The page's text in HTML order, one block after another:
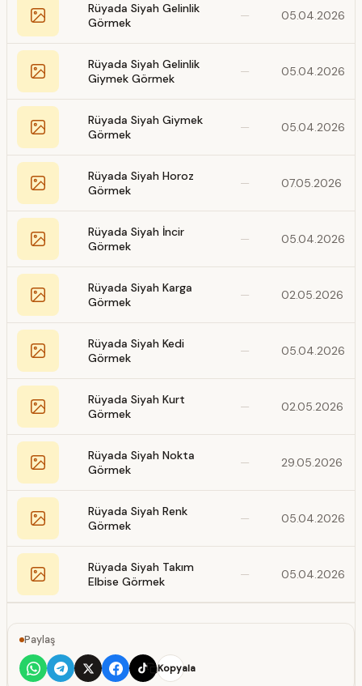
Rüyada Siyah Gelinlik
Görmek
— 05.04.2026
Rüyada Siyah Gelinlik
Giymek Görmek
— 05.04.2026
Rüyada Siyah Giymek
Görmek
— 05.04.2026
Rüyada Siyah Horoz
Görmek
— 07.05.2026
Rüyada Siyah İncir
Görmek
— 05.04.2026
Rüyada Siyah Karga
Görmek
— 02.05.2026
Rüyada Siyah Kedi
Görmek
— 05.04.2026
Rüyada Siyah Kurt
Görmek
— 02.05.2026
Rüyada Siyah Nokta
Görmek
— 29.05.2026
Rüyada Siyah Renk
Görmek
— 05.04.2026
Rüyada Siyah Takım
Elbise Görmek
— 05.04.2026
Paylaş
Kopyala